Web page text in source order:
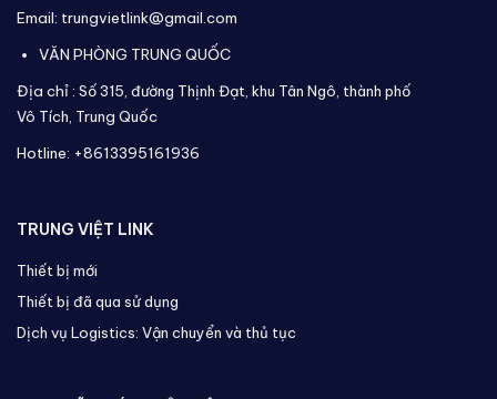
Email: trungvietlink@gmail.com
VĂN PHÒNG TRUNG QUỐC
Địa chỉ : Số 315, đường Thịnh Đạt, khu Tân Ngô, thành phố
Vô Tích, Trung Quốc
Hotline: +8613395161936
TRUNG VIỆT LINK
Thiết bị mới
Thiết bị đã qua sử dụng
Dịch vụ Logistics: Vận chuyển và thủ tục